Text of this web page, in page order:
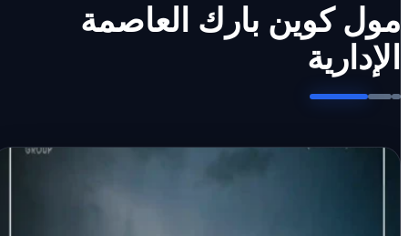
مول كوين بارك العاصمة
الإدارية